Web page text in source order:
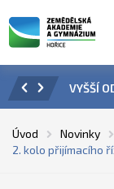
ŘÍZENÍ
Úvod
Novinky
2. kolo přijímacího